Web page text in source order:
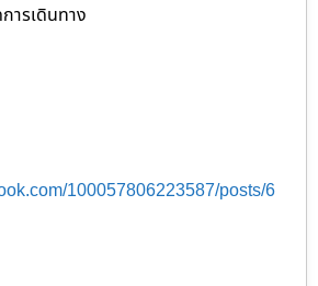
ารเดินทาง
100057806223587/posts/6